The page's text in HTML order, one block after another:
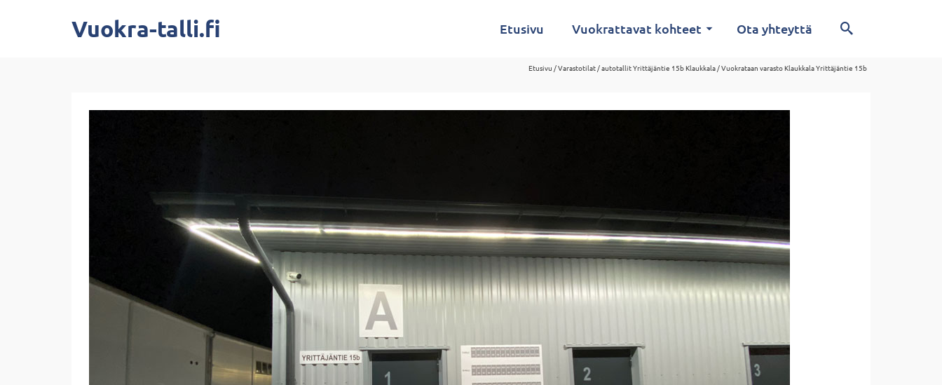
Vuokra-talli.fi Etusivu Vuokrattavat kohteet Ota yhteyttä
Etusivu /Varastotilat / autotallit Yrittäjäntie 15b Klaukkala/Vuokrataan varasto Klaukkala Yrittäjäntie 15b